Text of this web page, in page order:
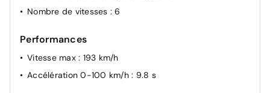
Nombre de vitesses : 6
Performances
Vitesse max : 193 km/h
Accélération 0-100 km/h : 9.8 s